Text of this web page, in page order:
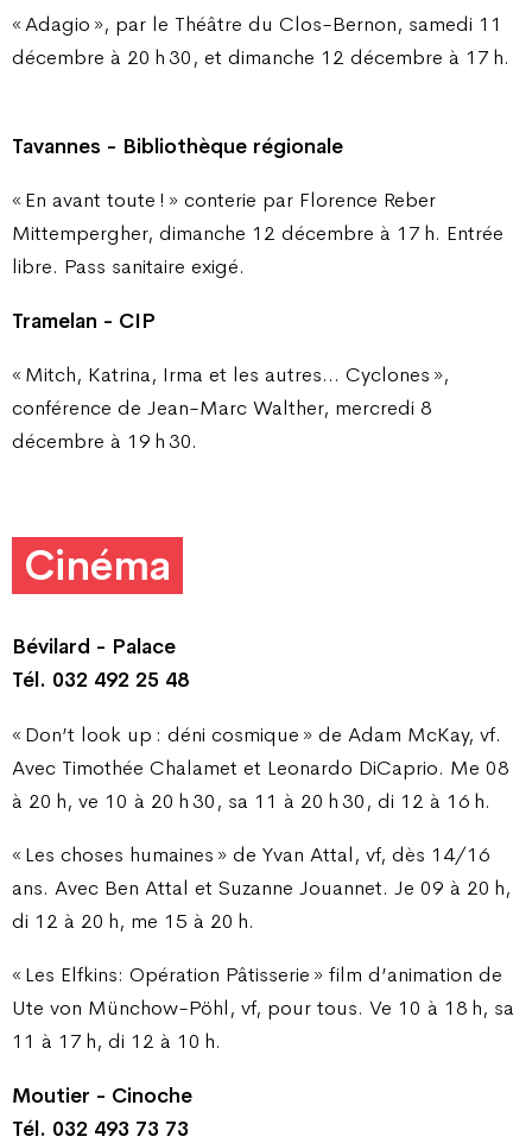
« Adagio », par le Théâtre du Clos-Bernon, samedi 11
décembre à 20 h 30, et dimanche 12 décembre à 17 h.
Tavannes - Bibliothèque régionale
« En avant toute ! » conterie par Florence Reber
Mittempergher, dimanche 12 décembre à 17 h. Entrée
libre. Pass sanitaire exigé.
Tramelan - CIP
« Mitch, Katrina, Irma et les autres… Cyclones »,
conférence de Jean-Marc Walther, mercredi 8
décembre à 19 h 30.
Cinéma
Bévilard - Palace
Tél. 032 492 25 48
« Don’t look up : déni cosmique » de Adam McKay, vf.
Avec Timothée Chalamet et Leonardo DiCaprio. Me 08
à 20 h, ve 10 à 20 h 30, sa 11 à 20 h 30, di 12 à 16 h.
« Les choses humaines » de Yvan Attal, vf, dès 14/16
ans. Avec Ben Attal et Suzanne Jouannet. Je 09 à 20 h,
di 12 à 20 h, me 15 à 20 h.
« Les Elfkins: Opération Pâtisserie » film d’animation de
Ute von Münchow-Pöhl, vf, pour tous. Ve 10 à 18 h, sa
11 à 17 h, di 12 à 10 h.
Moutier - Cinoche
Tél. 032 493 73 73